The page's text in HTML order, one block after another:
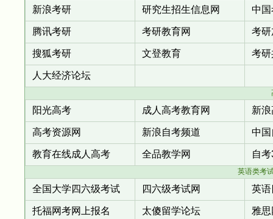
新浪考研 研究生招生信息网 中
腾讯考研 考研教育网 考
搜狐考研 文登教育 考
人大经济论坛
阳光高考 成人高考教育网 新
高考资源网 新浪自考频道 中
教育在线成人高考 全品教学网 自
英语类考
全国大学四六级考试 四六级考试网 英
托福网考网上报名 太傻留学论坛 雅